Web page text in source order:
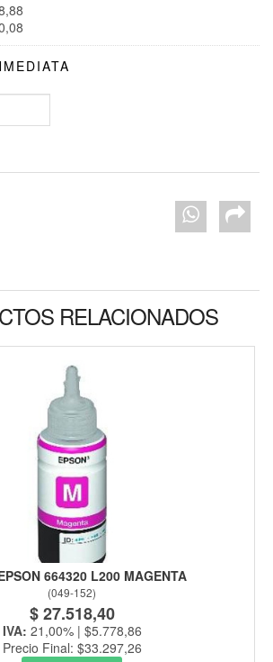
RELACIONADOS
664320 L200 MAGENTA
(049-152)
$ 27.518,40
IVA: 21,00% | $5.778,86
Precio Final: $33.297,26